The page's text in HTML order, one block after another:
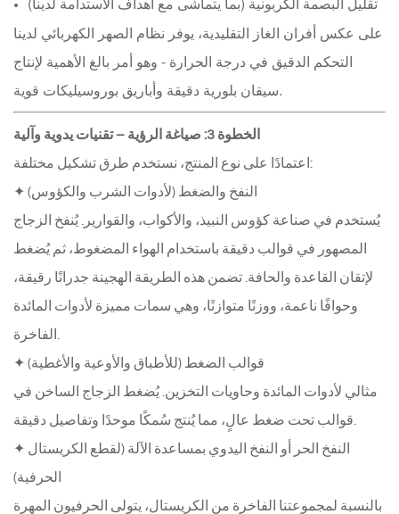
على عكس أفران الغاز التقليدية، يوفر نظام الصهر الكهربائي لدينا
التحكم الدقيق في درجة الحرارة - وهو أمر بالغ الأهمية لإنتاج
سيقان بلورية دقيقة وأباريق بوروسيليكات قوية.
الخطوة 3: صياغة الرؤية – تقنيات يدوية وآلية
اعتمادًا على نوع المنتج، نستخدم طرق تشكيل مختلفة:
✦ النفخ والضغط (لأدوات الشرب والكؤوس)
يُستخدم في صناعة كؤوس النبيذ، والأكواب، والقوارير. يُنفخ الزجاج
المصهور في قوالب دقيقة باستخدام الهواء المضغوط، ثم يُضغط
لإتقان القاعدة والحافة. ​​تضمن هذه الطريقة الهجينة جدرانًا رقيقة،
وحوافًا ناعمة، ووزنًا متوازنًا، وهي سمات مميزة لأدوات المائدة
✦ قوالب الضغط (للأطباق والأوعية والأغطية)
مثالي لأدوات المائدة وحاويات التخزين. يُضغط الزجاج الساخن في
✦ النفخ الحر أو النفخ اليدوي بمساعدة الآلة (لقطع الكريستال
الحرفية)
بالنسبة لمجموعتنا الفاخرة من الكريستال، يتولى الحرفيون المهرة